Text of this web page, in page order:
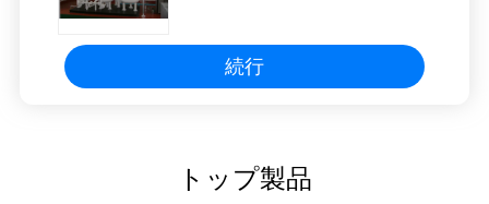
続行
トップ製品